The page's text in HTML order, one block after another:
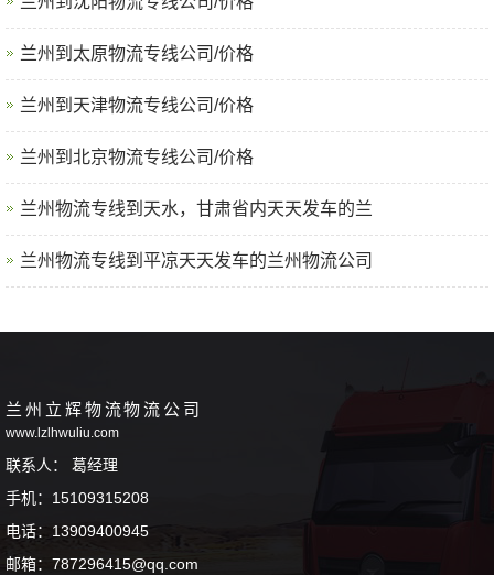
兰州到太原物流专线公司/价格
兰州到天津物流专线公司/价格
‌兰州到北京物流专线公司/价格
兰州物流专线到天水，甘肃省内天天发车的兰
兰州物流专线到平凉天天发车的兰州物流公司
兰州立辉物流物流公司
www.lzlhwuliu.com
联系人： 葛经理
手机：15109315208
电话：13909400945
邮箱：787296415@qq.com